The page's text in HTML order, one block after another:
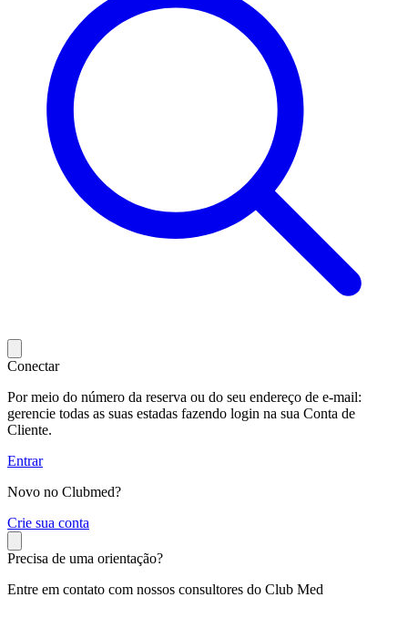
Conectar
Por meio do número da reserva ou do seu endereço de e-mail:
gerencie todas as suas estadas fazendo login na sua Conta de
Cliente.
Entrar
Novo no Clubmed?
Crie sua conta
Precisa de uma orientação?
Entre em contato com nossos consultores do Club Med